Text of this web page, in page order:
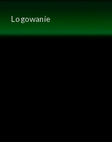
Logowanie